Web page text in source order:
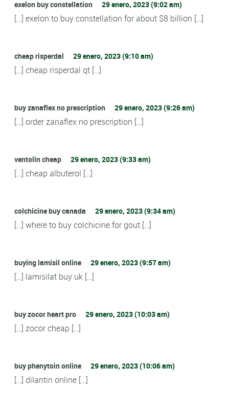
exelon buy constellation 29 enero, 2023 (9:02 am)
[…] exelon to buy constellation for about $8 billion […]
cheap risperdal 29 enero, 2023 (9:10 am)
[…] cheap risperdal qt […]
buy zanaflex no prescription 29 enero, 2023 (9:26 am)
[…] order zanaflex no prescription […]
ventolin cheap 29 enero, 2023 (9:33 am)
[…] cheap albuterol […]
colchicine buy canada 29 enero, 2023 (9:34 am)
[…] where to buy colchicine for gout […]
buying lamisil online 29 enero, 2023 (9:57 am)
[…] lamisilat buy uk […]
buy zocor heart pro 29 enero, 2023 (10:03 am)
[…] zocor cheap […]
buy phenytoin online 29 enero, 2023 (10:06 am)
[…] dilantin online […]